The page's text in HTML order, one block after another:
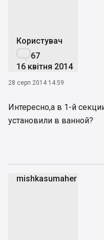
Користувач
67
16 квітня 2014
28 серп 2014 14:59
Интересно,а в 1-й
установили в ванной?
mishkasumaher